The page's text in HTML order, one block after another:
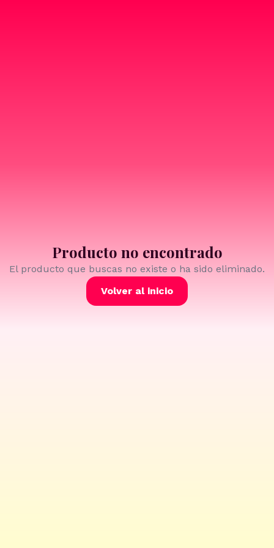
Producto no encontrado
El producto que buscas no existe o ha sido eliminado.
Volver al inicio